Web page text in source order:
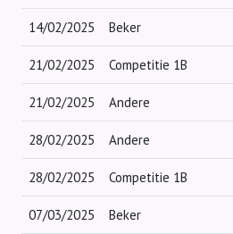
14/02/2025 Beker
21/02/2025 Competitie 1B
21/02/2025 Andere
28/02/2025 Andere
28/02/2025 Competitie 1B
07/03/2025 Beker